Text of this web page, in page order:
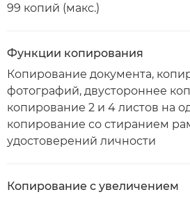
99 копий (макс.)
Функции копирования
Копирование документа,
фотографий, двустороннее
копирование 2 и 4 листов на
копирование со стиранием
удостоверений личности
Копирование с увеличением